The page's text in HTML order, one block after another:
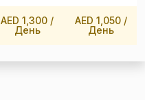
AED 1,300 /
День
AED 1,050 /
День